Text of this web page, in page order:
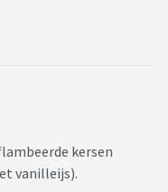
kersen
vanilleijs).